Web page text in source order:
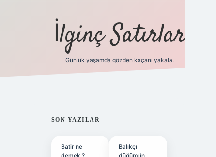
İlginç Satırlar
Günlük yaşamda gözden kaçanı yakala.
SIDEBAR
SON YAZILAR
Batir ne
demek ?
Balıkçı
düğümün